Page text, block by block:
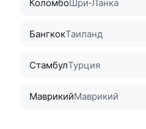
КоломбоШри‑Ланка
БангкокТаиланд
СтамбулТурция
МаврикийМаврикий